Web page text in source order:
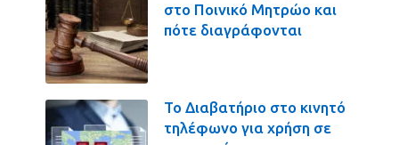
στο Ποινικό Μητρώο και
πότε διαγράφονται
Το Διαβατήριο στο κινητό
τηλέφωνο για χρήση σε